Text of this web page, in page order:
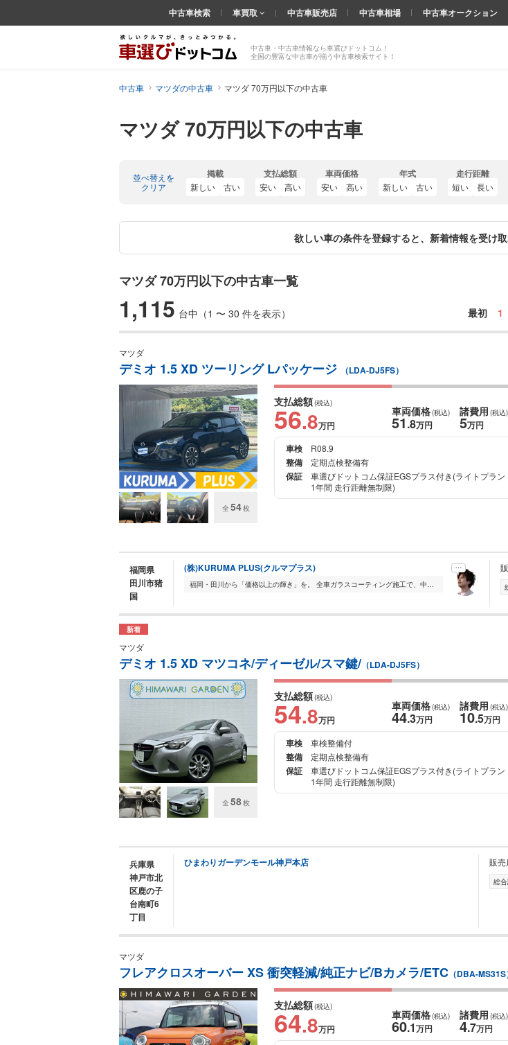
マツダ 70万円以下の中古車
中古車・中古車情報なら車選びドットコム！
全国の豊富な中古車が揃う中古車検索サイト！
中古車検索 車買取 中古車販売店 中古車相場 中古車オークション
中古車 マツダの中古車 マツダ 70万円以下の中古車
並べ替えを
クリア
掲載
新しい 古い
支払総額
安い 高い
車両価格
安い 高い
年式
新しい 古い
走行距離
短い 長い
欲しい車の条件を登録すると、新着情報を受け取
マツダ 70万円以下の中古車一覧
1,115 台中（1 〜 30 件を表示） 最初 1
マツダ
デミオ 1.5 XD ツーリング Lパッケージ （LDA-DJ5FS）
全 54枚
支払総額(税込)
56.8万円
車両価格(税込)
51.8万円
諸費用 (税込)
5万円
車検
R08.9
整備 定期点検整備有
保証
車選びドットコム保証EGSプラス付き(ライトプラン
1年間 走行距離無制限)
福岡県
田川市猪
国
(株)KURUMA PLUS(クルマプラス)
福岡・田川から「価格以上の輝き」を。 全車ガラスコーティング施工で、中古車 の常識を変える一台をお届けします。 KURUMA PLUSのページを ご覧いただき、誠にありが...
新着
マツダ
デミオ 1.5 XD マツコネ/ディーゼル/スマ鍵/ （LDA-DJ5FS）
全 58枚
支払総額(税込)
54.8万円
車両価格(税込)
44.3万円
諸費用 (税込)
10.5万円
車検
車検整備付
整備 定期点検整備有
保証
車選びドットコム保証EGSプラス付き(ライトプラン
1年間 走行距離無制限)
兵庫県
神戸市北
区鹿の子
台南町6
丁目
ひまわりガーデンモール神戸本店 販売
総
マツダ
フレアクロスオーバー XS 衝突軽減/純正ナビ/Bカメラ/ETC （DBA-MS31S
支払総額(税込)
64.8万円
車両価格(税込)
60.1万円
諸費用 (税込)
4.7万円